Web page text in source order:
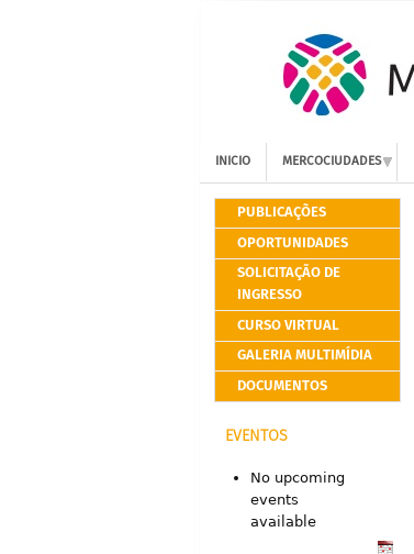
INICIO MERCOCIUDADES
PUBLICAÇÕES
OPORTUNIDADES
SOLICITAÇÃO DE
INGRESSO
CURSO VIRTUAL
GALERIA MULTIMÍDIA
DOCUMENTOS
EVENTOS
No upcoming
events
available